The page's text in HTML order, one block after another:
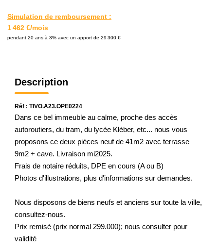
Simulation de remboursement :
1 462 €/mois
pendant 20 ans à 3% avec un apport de 29 300 €
Description
Réf : TIVO.A23.OPE0224
Dans ce bel immeuble au calme, proche des accès
autoroutiers, du tram, du lycée Kléber, etc... nous vous
proposons ce deux pièces neuf de 41m2 avec terrasse
9m2 + cave. Livraison mi2025.
Frais de notaire réduits, DPE en cours (A ou B)
Photos d'illustrations, plus d'informations sur demandes.
Nous disposons de biens neufs et anciens sur toute la ville,
consultez-nous.
Prix remisé (prix normal 299.000); nous consulter pour
validité